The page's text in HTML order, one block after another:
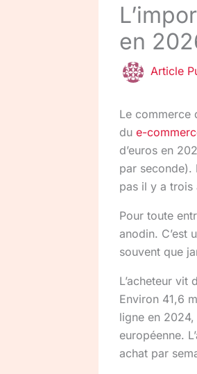
en
Article
Le commerce
du e-
d’euros en
par seconde).
pas il y a trois
Pour toute
anodin. C’est
souvent que
L’acheteur vit
Environ 41,6
ligne en
européenne.
achat par